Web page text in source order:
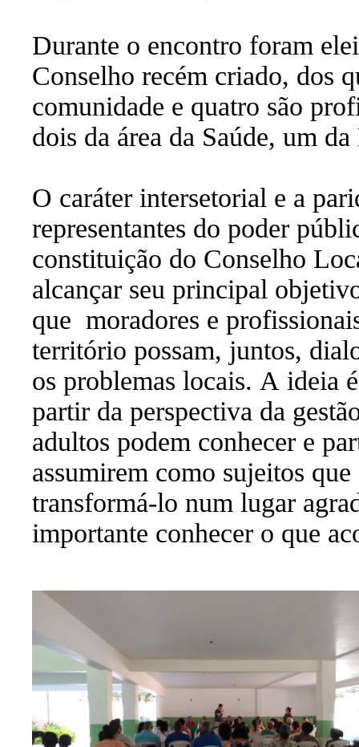
Durante o encontro foram
Conselho recém criado, dos
comunidade e quatro são
dois da área da Saúde, um
O caráter intersetorial e a
representantes do poder
constituição do Conselho
alcançar seu principal
que moradores e
território possam, juntos,
os problemas locais. A ideia
partir da perspectiva da
adultos podem conhecer e
assumirem como sujeitos
transformá-lo num lugar
importante conhecer o que